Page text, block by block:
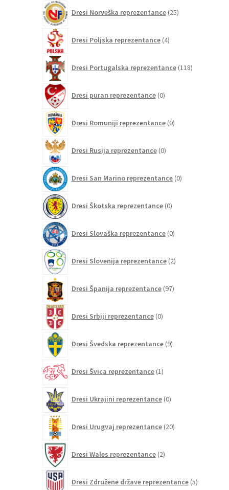
Dresi Norveška reprezentance 25izdelkov
Dresi Poljska reprezentance 4izdelki
Dresi Portugalska reprezentance 118izdelkov
Dresi puran reprezentance 0izdelkov
Dresi Romuniji reprezentance 0izdelkov
Dresi Rusija reprezentance 0izdelkov
Dresi San Marino reprezentance 0izdelkov
Dresi Škotska reprezentance 0izdelkov
Dresi Slovaška reprezentance 0izdelkov
Dresi Slovenija reprezentance 2izdelka
Dresi Španija reprezentance 97izdelkov
Dresi Srbiji reprezentance 0izdelkov
Dresi Švedska reprezentance 9izdelkov
Dresi Švica reprezentance 1izdelek
Dresi Ukrajini reprezentance 0izdelkov
Dresi Urugvaj reprezentance 20izdelkov
Dresi Wales reprezentance 2izdelka
Dresi Združene države reprezentance 5izdelkov